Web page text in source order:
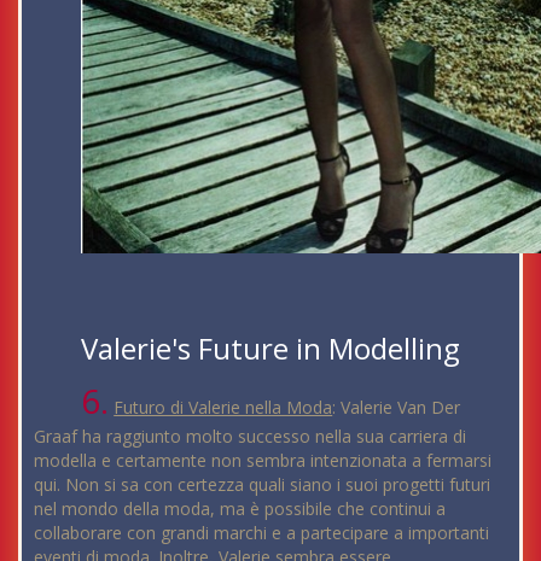
Valerie's Future in Modelling
6. Futuro di Valerie nella Moda: Valerie Van Der
Graaf ha raggiunto molto successo nella sua carriera di
modella e certamente non sembra intenzionata a fermarsi
qui. Non si sa con certezza quali siano i suoi progetti futuri
nel mondo della moda, ma è possibile che continui a
collaborare con grandi marchi e a partecipare a importanti
eventi di moda. Inoltre, Valerie sembra essere